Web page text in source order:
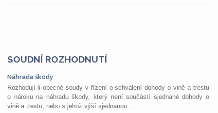
SOUDNÍ ROZHODNUTÍ
Náhrada škody
Rozhodují-li obecné soudy v řízení o schválení dohody o vině a trestu
o nároku na náhradu škody, který není součástí sjednané dohody o
vině a trestu, nebo s jehož výší sjednanou...